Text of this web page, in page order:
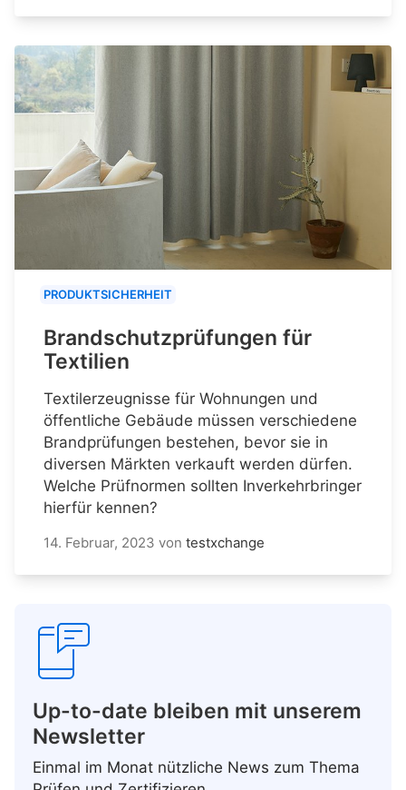
PRODUKTSICHERHEIT
Brandschutzprüfungen für
Textilien
Textilerzeugnisse für Wohnungen und
öffentliche Gebäude müssen verschiedene
Brandprüfungen bestehen, bevor sie in
diversen Märkten verkauft werden dürfen.
Welche Prüfnormen sollten Inverkehrbringer
hierfür kennen?
14. Februar, 2023 von testxchange
Up-to-date bleiben mit unserem
Newsletter
Einmal im Monat nützliche News zum Thema